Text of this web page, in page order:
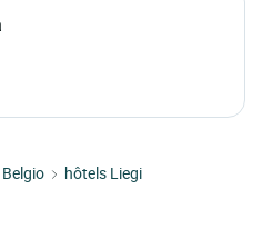
hôtels Liegi